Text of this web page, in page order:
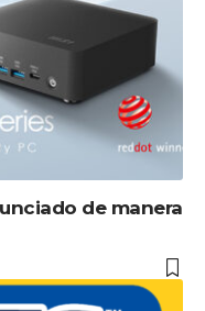
de manera